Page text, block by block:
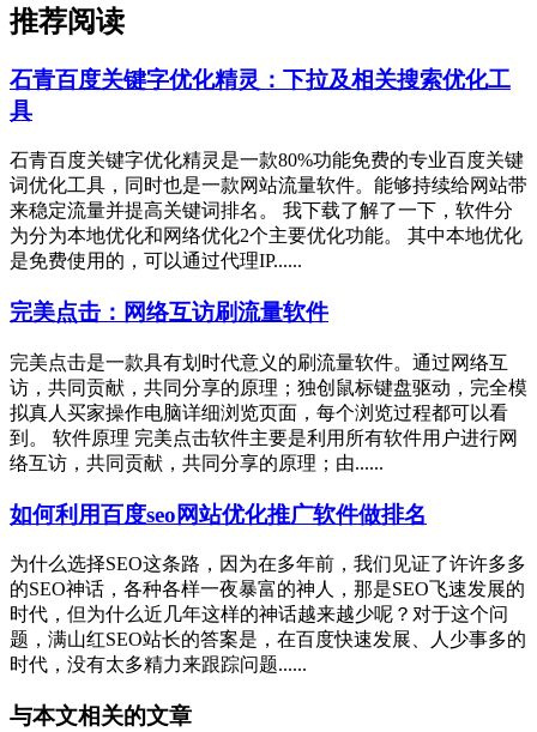
推荐阅读
石青百度关键字优化精灵：下拉及相关搜索优化工
具
石青百度关键字优化精灵是一款80%功能免费的专业百度关键
词优化工具，同时也是一款网站流量软件。能够持续给网站带
来稳定流量并提高关键词排名。 我下载了解了一下，软件分
为分为本地优化和网络优化2个主要优化功能。 其中本地优化
是免费使用的，可以通过代理IP......
完美点击：网络互访刷流量软件
完美点击是一款具有划时代意义的刷流量软件。通过网络互
访，共同贡献，共同分享的原理；独创鼠标键盘驱动，完全模
拟真人买家操作电脑详细浏览页面，每个浏览过程都可以看
到。 软件原理 完美点击软件主要是利用所有软件用户进行网
络互访，共同贡献，共同分享的原理；由......
如何利用百度seo网站优化推广软件做排名
为什么选择SEO这条路，因为在多年前，我们见证了许许多多
的SEO神话，各种各样一夜暴富的神人，那是SEO飞速发展的
时代，但为什么近几年这样的神话越来越少呢？对于这个问
题，满山红SEO站长的答案是，在百度快速发展、人少事多的
时代，没有太多精力来跟踪问题......
与本文相关的文章